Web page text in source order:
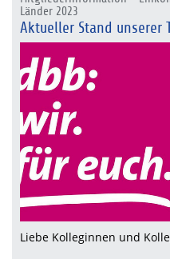
Länder 2023
Aktueller Stand unserer
Liebe Kolleginnen und